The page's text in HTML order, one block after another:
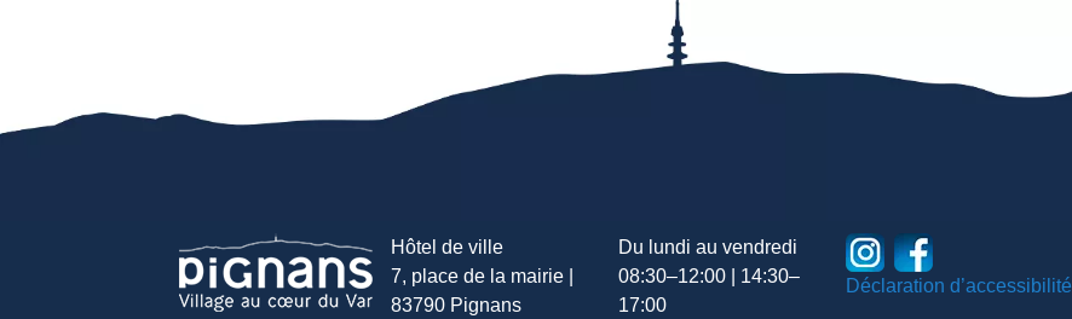
Hôtel de ville
7, place de la mairie |
83790 Pignans
Du lundi au vendredi
08:30–12:00 | 14:30–
17:00
Déclaration d’accessibilité